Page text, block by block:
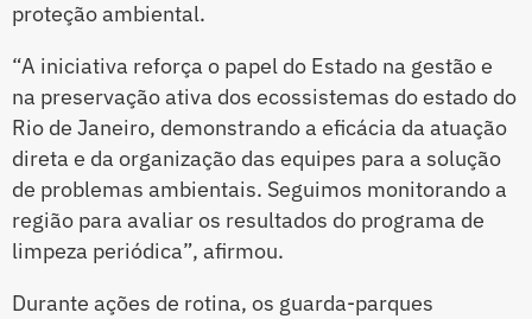
proteção ambiental.
“A iniciativa reforça o papel do Estado na gestão e
na preservação ativa dos ecossistemas do estado do
Rio de Janeiro, demonstrando a eficácia da atuação
direta e da organização das equipes para a solução
de problemas ambientais. Seguimos monitorando a
região para avaliar os resultados do programa de
limpeza periódica”, afirmou.
Durante ações de rotina, os guarda-parques